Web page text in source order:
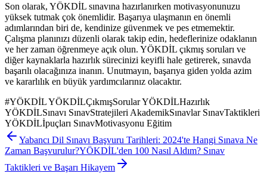
Son olarak, YÖKDİL sınavına hazırlanırken motivasyonunuzu
yüksek tutmak çok önemlidir. Başarıya ulaşmanın en önemli
adımlarından biri de, kendinize güvenmek ve pes etmemektir.
Çalışma planınızı düzenli olarak takip edin, hedeflerinize odaklanın
ve her zaman öğrenmeye açık olun. YÖKDİL çıkmış soruları ve
diğer kaynaklarla hazırlık sürecinizi keyifli hale getirerek, sınavda
başarılı olacağınıza inanın. Unutmayın, başarıya giden yolda azim
ve kararlılık en büyük yardımcılarınız olacaktır.
#YÖKDİL YÖKDİLÇıkmışSorular YÖKDİLHazırlık
YÖKDİLSınavı SınavStratejileri AkademikSınavlar SınavTaktikleri
YÖKDİLİpuçları SınavMotivasyonu Eğitim
Yabancı Dil Sınavı Başvuru Tarihleri: 2024'te Hangi Sınava Ne
Zaman Başvurulur?YÖKDİL'den 100 Nasıl Aldım? Sınav
Taktikleri ve Başarı Hikayem